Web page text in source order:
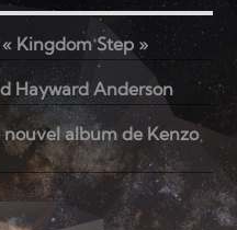
Kingdom Step »
Hayward Anderson
album de Kenzo